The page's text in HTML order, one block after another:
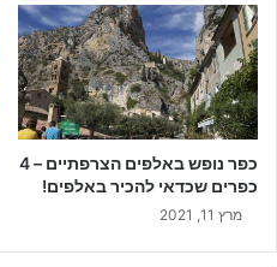
כפר נופש באלפים הצרפתיים – 4
כפרים שכדאי להכיר באלפים!
מרץ 11, 2021